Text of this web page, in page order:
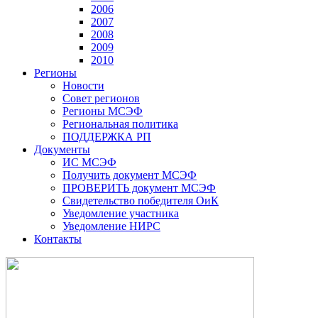
2006
2007
2008
2009
2010
Регионы
Новости
Совет регионов
Регионы МСЭФ
Региональная политика
ПОДДЕРЖКА РП
Документы
ИС МСЭФ
Получить документ МСЭФ
ПРОВЕРИТЬ документ МСЭФ
Свидетельство победителя ОиК
Уведомление участника
Уведомление НИРС
Контакты